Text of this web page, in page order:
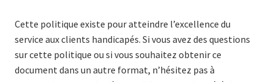
Cette politique existe pour atteindre l’excellence du
service aux clients handicapés. Si vous avez des questions
sur cette politique ou si vous souhaitez obtenir ce
document dans un autre format, n’hésitez pas à